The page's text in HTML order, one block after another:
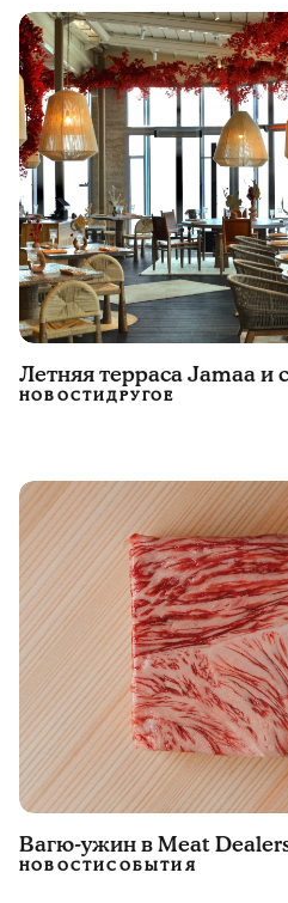
Летняя терраса Jamaa и
НОВОСТИДРУГОЕ
Вагю-ужин в Meat
НОВОСТИСОБЫТИЯ